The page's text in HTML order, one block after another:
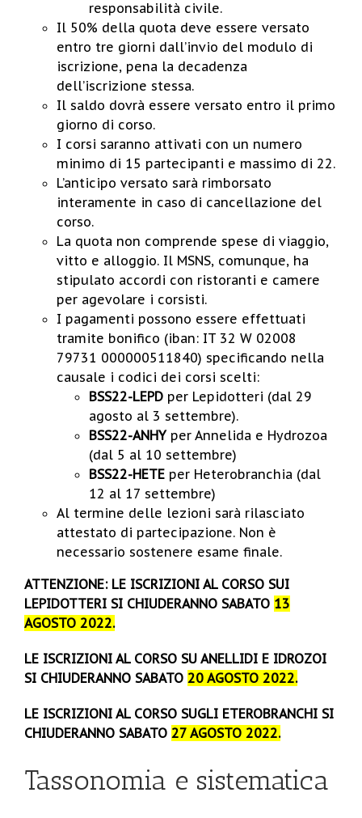
responsabilità civile.
Il 50% della quota deve essere versato
entro tre giorni dall’invio del modulo di
iscrizione, pena la decadenza
dell’iscrizione stessa.
Il saldo dovrà essere versato entro il primo
giorno di corso.
I corsi saranno attivati con un numero
minimo di 15 partecipanti e massimo di 22.
L’anticipo versato sarà rimborsato
interamente in caso di cancellazione del
corso.
La quota non comprende spese di viaggio,
vitto e alloggio. Il MSNS, comunque, ha
stipulato accordi con ristoranti e camere
per agevolare i corsisti.
I pagamenti possono essere effettuati
tramite bonifico (iban: IT 32 W 02008
79731 000000511840) specificando nella
causale i codici dei corsi scelti:
BSS22-LEPD per Lepidotteri (dal 29
agosto al 3 settembre).
BSS22-ANHYper Annelida e Hydrozoa
(dal 5 al 10 settembre)
BSS22-HETE per Heterobranchia (dal
12 al 17 settembre)
Al termine delle lezioni sarà rilasciato
attestato di partecipazione. Non è
necessario sostenere esame finale.
ATTENZIONE: LE ISCRIZIONI AL CORSO SUI
LEPIDOTTERI SI CHIUDERANNO SABATO 13
AGOSTO 2022.
LE ISCRIZIONI AL CORSO SU ANELLIDI E IDROZOI
SI CHIUDERANNO SABATO 20 AGOSTO 2022.
LE ISCRIZIONI AL CORSO SUGLI ETEROBRANCHI SI
CHIUDERANNO SABATO 27 AGOSTO 2022.
Tassonomia e sistematica